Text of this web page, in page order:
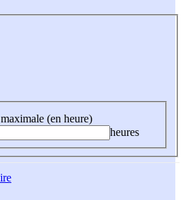
(en heure)
heures